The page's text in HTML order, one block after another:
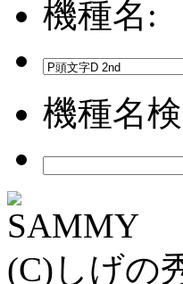
機種名:
機種名
SAMMY
(C)しげの